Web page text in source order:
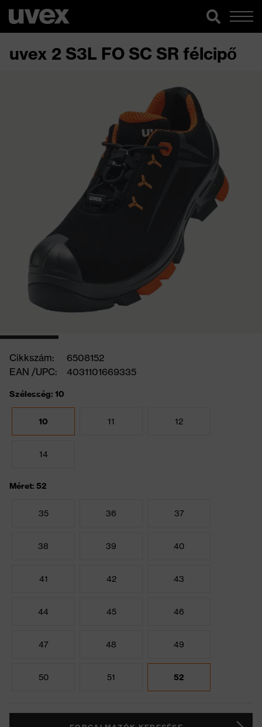
uvex 2 S3L FO SC SR félcipő
Cikkszám:
6508152
EAN /UPC:
4031101669335
Szélesség: 10
10 11 12
14
Méret: 52
35 36 37
38 39 40
41 42 43
44 45 46
47 48 49
50 51 52